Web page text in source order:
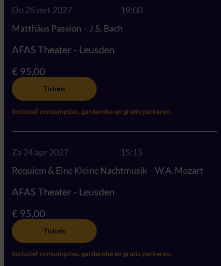
Do 25 mrt 2027
19:00
Matthäus Passion – J.S. Bach
AFAS Theater - Leusden
€ 95,00
Tickets
Inclusief consumpties, garderobe en gratis parkeren.
Za 24 apr 2027
15:15
Requiem & Eine Kleine Nachtmusik – W.A. Mozart
AFAS Theater - Leusden
€ 95,00
Tickets
Inclusief consumpties, garderobe en gratis parkeren.